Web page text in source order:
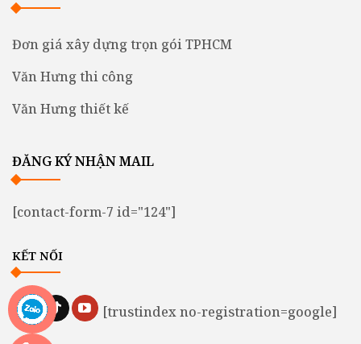
Đơn giá xây dựng trọn gói TPHCM
Văn Hưng thi công
Văn Hưng thiết kế
ĐĂNG KÝ NHẬN MAIL
[contact-form-7 id="124"]
KẾT NỐI
[trustindex no-registration=google]